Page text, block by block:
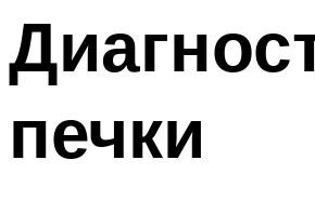
печки